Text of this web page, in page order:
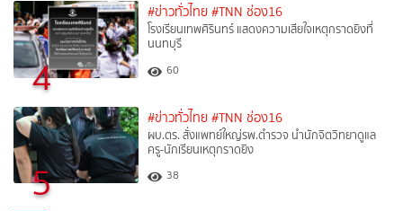
4
#ข่าวทั่วไทย #TNN ช่อง16
โรงเรียนเทพศิรินทร์ แสดงความเสียใจเหตุกราดยิงที่
นนทบุรี
60
5
#ข่าวทั่วไทย #TNN ช่อง16
ผบ.ตร. สั่งแพทย์ใหญ่รพ.ตำรวจ นำนักจิตวิทยาดูแล
ครู-นักเรียนเหตุกราดยิง
38